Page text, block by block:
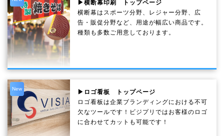
▶横断幕印刷 トップページ
横断幕はスポーツ分野、レジャー分野、広
告・販促分野など、用途が幅広い商品です。
種類も多数ご用意しております。
New
▶ロゴ看板 トップページ
ロゴ看板は企業ブランディングにおける不可
欠なツールです！ビジプリではお客様のロゴ
に合わせてカットも可能です！